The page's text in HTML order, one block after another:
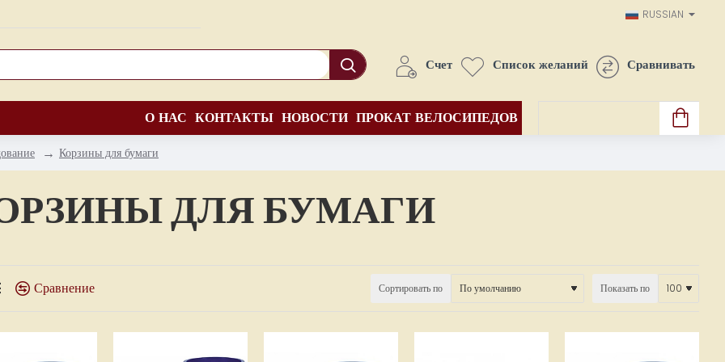
RUSSIAN
Счет Список желаний Сравнивать
О НАС КОНТАКТЫ НОВОСТИ ПРОКАТ ВЕЛОСИПЕДОВ
Корзины для бумаги
ДЛЯ БУМАГИ
Сравнение Сортировать по Показать по